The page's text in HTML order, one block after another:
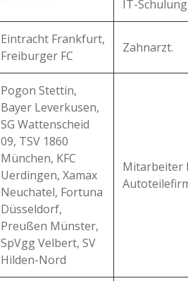
IT-
Eintracht Frankfurt,
Freiburger FC
Zahnarzt.
Pogon Stettin,
Bayer Leverkusen,
SG Wattenscheid
09, TSV 1860
München, KFC
Uerdingen, Xamax
Neuchatel, Fortuna
Düsseldorf,
Preußen Münster,
SpVgg Velbert, SV
Hilden-Nord
Mitarbeiter